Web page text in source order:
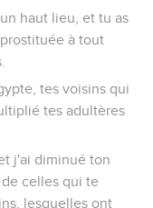
haut lieu, et tu as
à tout
tes voisins qui
tes adultères
j'ai diminué ton
celles qui te
lesquelles ont